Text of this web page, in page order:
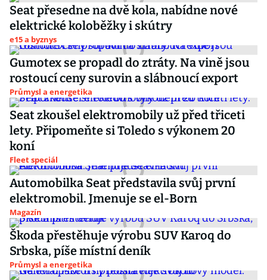
Seat přesedne na dvě kola, nabídne nové
elektrické koloběžky i skútry
e15 a byznys
Gumotex se propadl do ztráty. Na vině jsou
rostoucí ceny surovin a slábnoucí export
Průmysl a energetika
Seat zkoušel elektromobily už před třiceti
lety. Připomeňte si Toledo s výkonem 20
koní
Fleet speciál
Automobilka Seat představila svůj první
elektromobil. Jmenuje se el-Born
Magazín
Škoda přestěhuje výrobu SUV Karoq do
Srbska, píše místní deník
Průmysl a energetika